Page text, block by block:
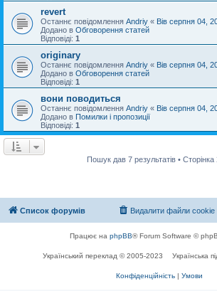
revert
Останнє повідомлення Andriy « Вів серпня 04,
Додано в Обговорення статей
Відповіді: 1
originary
Останнє повідомлення Andriy « Вів серпня 04,
Додано в Обговорення статей
Відповіді: 1
вони поводиться
Останнє повідомлення Andriy « Вів серпня 04,
Додано в Помилки і пропозиції
Відповіді: 1
Пошук дав 7 результатів • Сторінка
Список форумів Видалити файли cookie
Працює на phpBB® Forum Software ©
Український переклад © 2005-2023 Українська
Конфіденційність | Умови